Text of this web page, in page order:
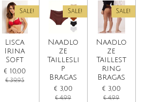
Sale!
Lisca
Irina
Soft
€ 10,00
€ 39,95
Sale!
Naadlo
ze
Taillesli
p
Bragas
€ 3,00
€ 4,99
Sale!
Naadlo
ze
Taillest
ring
Bragas
€ 3,00
€ 4,99